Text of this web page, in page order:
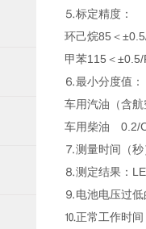
⒌标定精度：
环己烷85＜
甲苯115＜±0.5/
⒍最小分度值：
车用汽油（含
车用柴油 0.2/
⒎测量时间（秒
⒏测定结果：
⒐电池电压过低
⒑正常工作时间